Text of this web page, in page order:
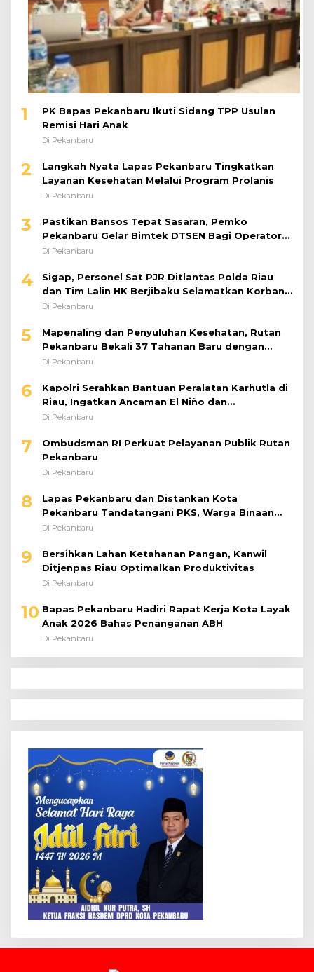
1
PK Bapas Pekanbaru Ikuti Sidang TPP Usulan
Remisi Hari Anak
Di Pekanbaru
2
Langkah Nyata Lapas Pekanbaru Tingkatkan
Layanan Kesehatan Melalui Program Prolanis
Di Pekanbaru
3
Pastikan Bansos Tepat Sasaran, Pemko
Pekanbaru Gelar Bimtek DTSEN Bagi Operator
Puskessos
Di Pekanbaru
4
Sigap, Personel Sat PJR Ditlantas Polda Riau
dan Tim Lalin HK Berjibaku Selamatkan Korban
Kecelakaan di Tol Pekanbaru–Dumai
Di Pekanbaru
5
Mapenaling dan Penyuluhan Kesehatan, Rutan
Pekanbaru Bekali 37 Tahanan Baru dengan
Edukasi TBC, HIV, dan Bahaya Narkoba
Di Pekanbaru
6
Kapolri Serahkan Bantuan Peralatan Karhutla di
Riau, Ingatkan Ancaman El Niño dan
Prioritaskan Pencegahan
Di Pekanbaru
7
Ombudsman RI Perkuat Pelayanan Publik Rutan
Pekanbaru
Di Pekanbaru
8
Lapas Pekanbaru dan Distankan Kota
Pekanbaru Tandatangani PKS, Warga Binaan
Dibekali Keterampilan Peternakan Ayam Petelur
Di Pekanbaru
9
Bersihkan Lahan Ketahanan Pangan, Kanwil
Ditjenpas Riau Optimalkan Produktivitas
Di Pekanbaru
10 Bapas Pekanbaru Hadiri Rapat Kerja Kota Layak
Anak 2026 Bahas Penanganan ABH
Di Pekanbaru